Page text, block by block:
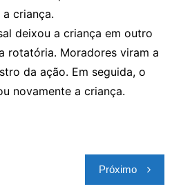
criança.
deixou a criança em outro
rotatória. Moradores viram a
da ação. Em seguida, o
novamente a criança.
Próximo